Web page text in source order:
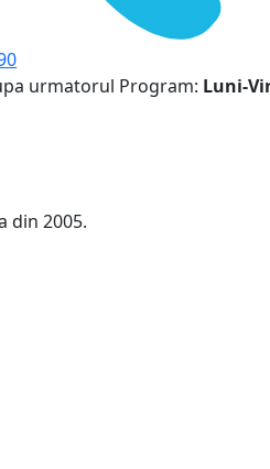
urmatorul Program: Luni-
din 2005.